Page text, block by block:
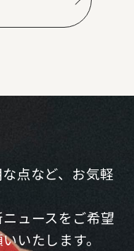
点など、お気軽
ュースをご希望
いたします。